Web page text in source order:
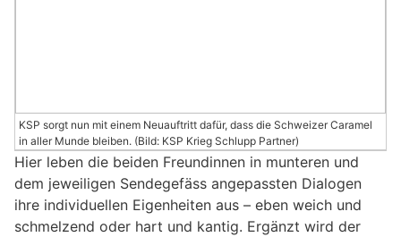
KSP sorgt nun mit einem Neuauftritt dafür, dass die Schweizer Caramel
in aller Munde bleiben. (Bild: KSP Krieg Schlupp Partner)
Hier leben die beiden Freundinnen in munteren und
dem jeweiligen Sendegefäss angepassten Dialogen
ihre individuellen Eigenheiten aus – eben weich und
schmelzend oder hart und kantig. Ergänzt wird der